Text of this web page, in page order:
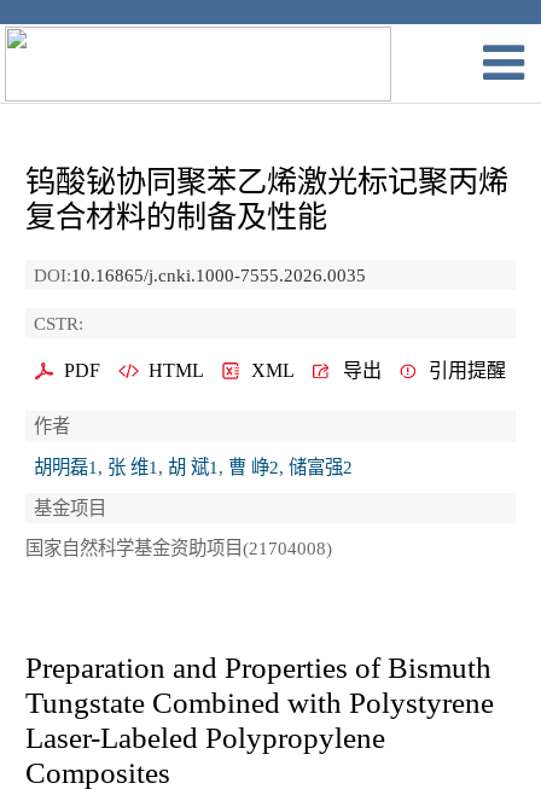
钨酸铋协同聚苯乙烯激光标记聚丙烯
复合材料的制备及性能
DOI:10.16865/j.cnki.1000-7555.2026.0035
CSTR:
PDF HTML XML 导出 引用提醒
作者
胡明磊1, 张 维1, 胡 斌1, 曹 峥2, 储富强2
基金项目
国家自然科学基金资助项目(21704008)
Preparation and Properties of Bismuth
Tungstate Combined with Polystyrene
Laser-Labeled Polypropylene
Composites